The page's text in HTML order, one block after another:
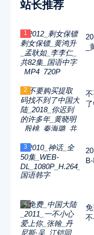
站长推荐
1
2
3
4